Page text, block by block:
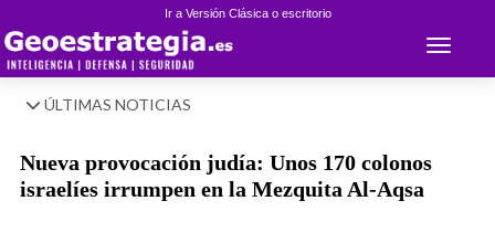
Ir a Versión Clásica o escritorio
Toggle
ÚLTIMAS NOTICIAS
Nueva provocación judía: Unos 170 colonos
israelíes irrumpen en la Mezquita Al-Aqsa